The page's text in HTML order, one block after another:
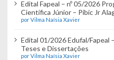
Edital Fapeal – nº 05/2026
Científica Júnior – Pibic Jr
por Vilma Naísia Xavier
Edital 01/2026 Edufal/Fapeal
Teses e Dissertações
por Vilma Naísia Xavier